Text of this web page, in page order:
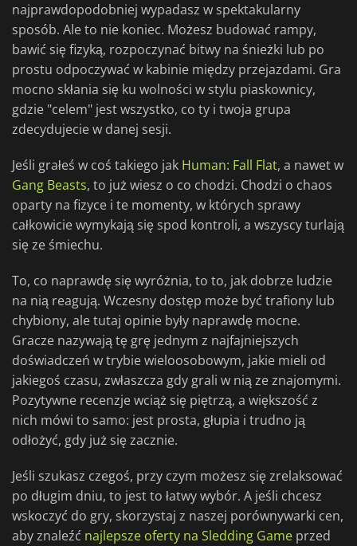
najprawdopodobniej wypadasz w spektakularny
sposób. Ale to nie koniec. Możesz budować rampy,
bawić się fizyką, rozpoczynać bitwy na śnieżki lub po
prostu odpoczywać w kabinie między przejazdami. Gra
mocno skłania się ku wolności w stylu piaskownicy,
gdzie "celem" jest wszystko, co ty i twoja grupa
zdecydujecie w danej sesji.
Jeśli grałeś w coś takiego jak Human: Fall Flat, a nawet w
Gang Beasts, to już wiesz o co chodzi. Chodzi o chaos
oparty na fizyce i te momenty, w których sprawy
całkowicie wymykają się spod kontroli, a wszyscy turlają
się ze śmiechu.
To, co naprawdę się wyróżnia, to to, jak dobrze ludzie
na nią reagują. Wczesny dostęp może być trafiony lub
chybiony, ale tutaj opinie były naprawdę mocne.
Gracze nazywają tę grę jednym z najfajniejszych
doświadczeń w trybie wieloosobowym, jakie mieli od
jakiegoś czasu, zwłaszcza gdy grali w nią ze znajomymi.
Pozytywne recenzje wciąż się piętrzą, a większość z
nich mówi to samo: jest prosta, głupia i trudno ją
odłożyć, gdy już się zacznie.
Jeśli szukasz czegoś, przy czym możesz się zrelaksować
po długim dniu, to jest to łatwy wybór. A jeśli chcesz
wskoczyć do gry, skorzystaj z naszej porównywarki cen,
aby znaleźć najlepsze oferty na Sledding Game przed